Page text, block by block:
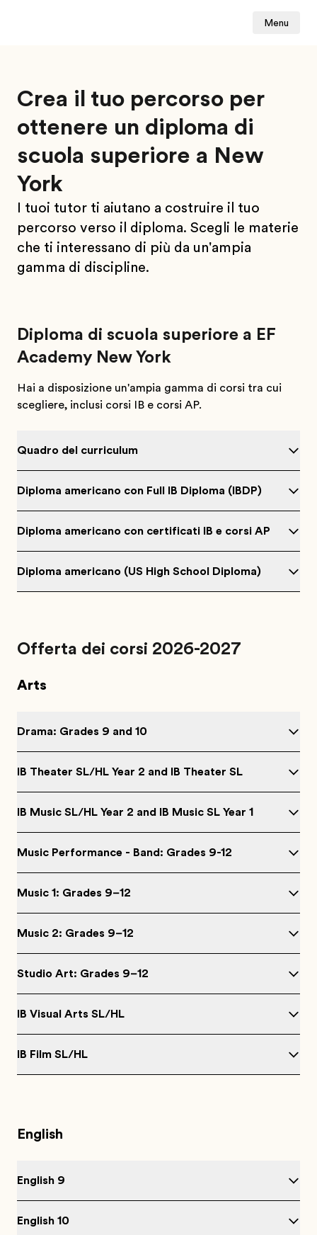
Menu
Crea il tuo percorso per
ottenere un diploma di
scuola superiore a New
York
I tuoi tutor ti aiutano a costruire il tuo
percorso verso il diploma. Scegli le materie
che ti interessano di più da un'ampia
gamma di discipline.
Diploma di scuola superiore a EF
Academy New York
Hai a disposizione un'ampia gamma di corsi tra cui
scegliere, inclusi corsi IB e corsi AP.
Quadro del curriculum
Diploma americano con Full IB Diploma (IBDP)
Diploma americano con certificati IB e corsi AP
Diploma americano (US High School Diploma)
Offerta dei corsi 2026-2027
Arts
Drama: Grades 9 and 10
IB Theater SL/HL Year 2 and IB Theater SL
IB Music SL/HL Year 2 and IB Music SL Year 1
Music Performance - Band: Grades 9-12
Music 1: Grades 9–12
Music 2: Grades 9–12
Studio Art: Grades 9–12
IB Visual Arts SL/HL
IB Film SL/HL
English
English 9
English 10